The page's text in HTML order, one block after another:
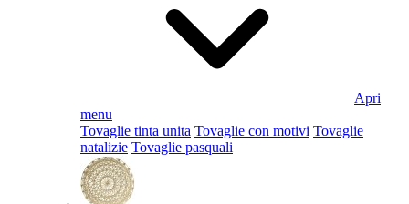
Apri
menu
Tovaglie tinta unita Tovaglie con motivi Tovaglie
natalizie Tovaglie pasquali